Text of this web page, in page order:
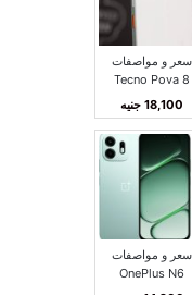
سعر و مواصفات
Tecno Pova 8
و عيوب تكنو
بوفا 8
18,100 جنيه
سعر و مواصفات
OnePlus N6